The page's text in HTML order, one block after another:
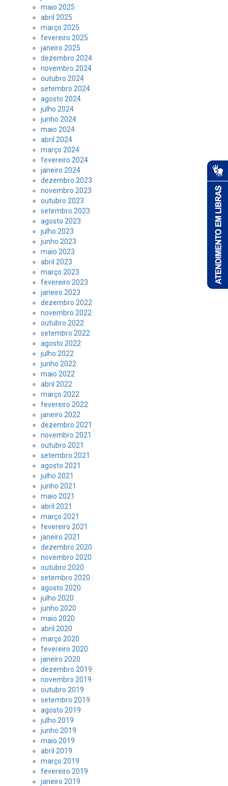
maio 2025
abril 2025
março 2025
fevereiro 2025
janeiro 2025
dezembro 2024
novembro 2024
outubro 2024
setembro 2024
agosto 2024
julho 2024
junho 2024
maio 2024
abril 2024
março 2024
fevereiro 2024
janeiro 2024
dezembro 2023
novembro 2023
outubro 2023
setembro 2023
agosto 2023
julho 2023
junho 2023
maio 2023
abril 2023
março 2023
fevereiro 2023
janeiro 2023
dezembro 2022
novembro 2022
outubro 2022
setembro 2022
agosto 2022
julho 2022
junho 2022
maio 2022
abril 2022
março 2022
fevereiro 2022
janeiro 2022
dezembro 2021
novembro 2021
outubro 2021
setembro 2021
agosto 2021
julho 2021
junho 2021
maio 2021
abril 2021
março 2021
fevereiro 2021
janeiro 2021
dezembro 2020
novembro 2020
outubro 2020
setembro 2020
agosto 2020
julho 2020
junho 2020
maio 2020
abril 2020
março 2020
fevereiro 2020
janeiro 2020
dezembro 2019
novembro 2019
outubro 2019
setembro 2019
agosto 2019
julho 2019
junho 2019
maio 2019
abril 2019
março 2019
fevereiro 2019
janeiro 2019